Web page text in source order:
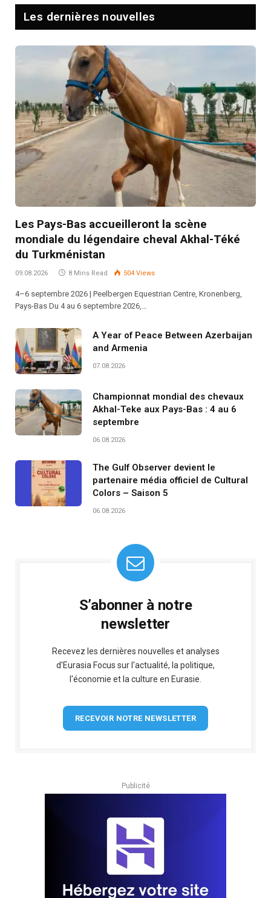
Les dernières nouvelles
Les Pays-Bas accueilleront la scène
mondiale du légendaire cheval Akhal-Téké
du Turkménistan
09.08.2026 8 Mins Read 504 Views
4–6 septembre 2026 | Peelbergen Equestrian Centre, Kronenberg,
Pays-Bas Du 4 au 6 septembre 2026,…
A Year of Peace Between Azerbaijan
and Armenia
07.08.2026
Championnat mondial des chevaux
Akhal-Teke aux Pays-Bas : 4 au 6
septembre
06.08.2026
The Gulf Observer devient le
partenaire média officiel de Cultural
Colors – Saison 5
06.08.2026
S’abonner à notre
newsletter
Recevez les dernières nouvelles et analyses
d'Eurasia Focus sur l'actualité, la politique,
l'économie et la culture en Eurasie.
RECEVOIR NOTRE NEWSLETTER
Publicité